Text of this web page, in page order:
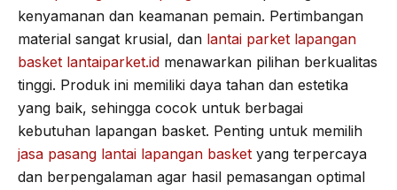
kenyamanan dan keamanan pemain. Pertimbangan
material sangat krusial, dan lantai parket lapangan
basket lantaiparket.id menawarkan pilihan berkualitas
tinggi. Produk ini memiliki daya tahan dan estetika
yang baik, sehingga cocok untuk berbagai
kebutuhan lapangan basket. Penting untuk memilih
jasa pasang lantai lapangan basket yang terpercaya
dan berpengalaman agar hasil pemasangan optimal